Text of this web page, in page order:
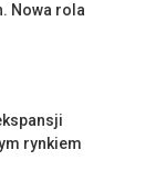
Nowa rola
rynkiem